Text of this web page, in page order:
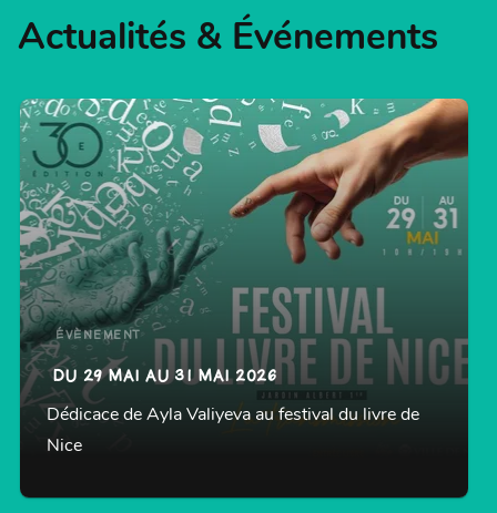
Actualités & Événements
ÉVÈNEMENT
DU 29 MAI AU 31 MAI 2026
Dédicace de Ayla Valiyeva au festival du livre de
Nice